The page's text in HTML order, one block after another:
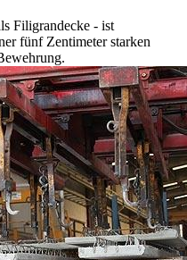
Filigrandecke - ist
fünf Zentimeter starken